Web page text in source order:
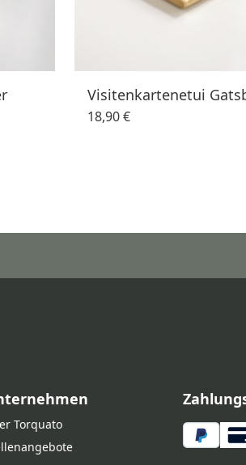
Visitenkartenetui
18,90 €
Torquato